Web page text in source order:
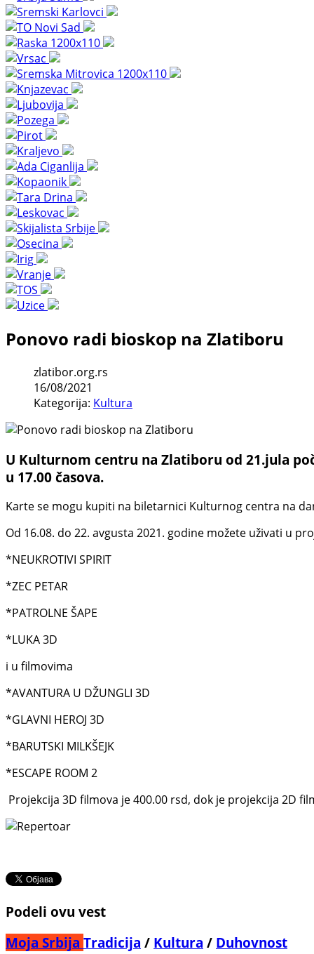
Ponovo radi bioskop na Zlatiboru
zlatibor.org.rs
16/08/2021
Kategorija: Kultura
U Kulturnom centru na Zlatiboru od 21.jula
u 17.00 časova.
Karte se mogu kupiti na biletarnici Kulturnog centra na
Od 16.08. do 22. avgusta 2021. godine možete uživati u
*NEUKROTIVI SPIRIT
*ZEC PETAR
*PATROLNE ŠAPE
*LUKA 3D
i u filmovima
*AVANTURA U DŽUNGLI 3D
*GLAVNI HEROJ 3D
*BARUTSKI MILKŠEJK
*ESCAPE ROOM 2
Projekcija 3D filmova je 400.00 rsd, dok je projekcija 2D
Podeli ovu vest
Moja Srbija Tradicija / Kultura / Duhovnost